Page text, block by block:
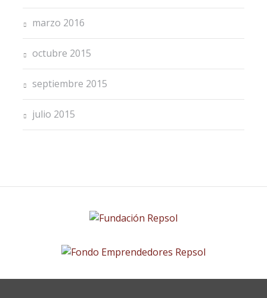
marzo 2016
octubre 2015
septiembre 2015
julio 2015